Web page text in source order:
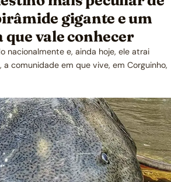
gigante e um
que vale conhecer
nacionalmente e, ainda hoje, ele atrai
comunidade em que vive, em Corguinho,